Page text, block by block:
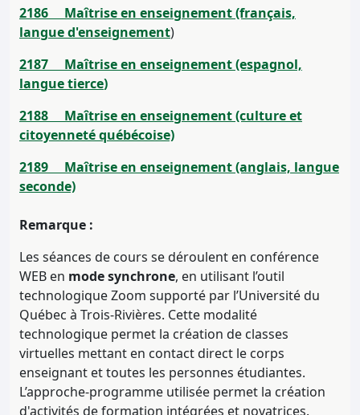
2186 Maîtrise en enseignement (français,
langue d'enseignement)
2187 Maîtrise en enseignement (espagnol,
langue tierce)
2188 Maîtrise en enseignement (culture et
citoyenneté québécoise)
2189 Maîtrise en enseignement (anglais, langue
seconde)
Remarque :
Les séances de cours se déroulent en conférence
WEB en mode synchrone, en utilisant l’outil
technologique Zoom supporté par l’Université du
Québec à Trois-Rivières. Cette modalité
technologique permet la création de classes
virtuelles mettant en contact direct le corps
enseignant et toutes les personnes étudiantes.
L’approche-programme utilisée permet la création
d'activités de formation intégrées et novatrices.